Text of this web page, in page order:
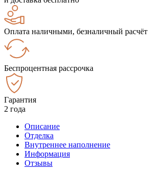
Оплата наличными, безналичный расчёт
Беспроцентная рассрочка
Гарантия
2 года
Описание
Отделка
Внутреннее наполнение
Информация
Отзывы